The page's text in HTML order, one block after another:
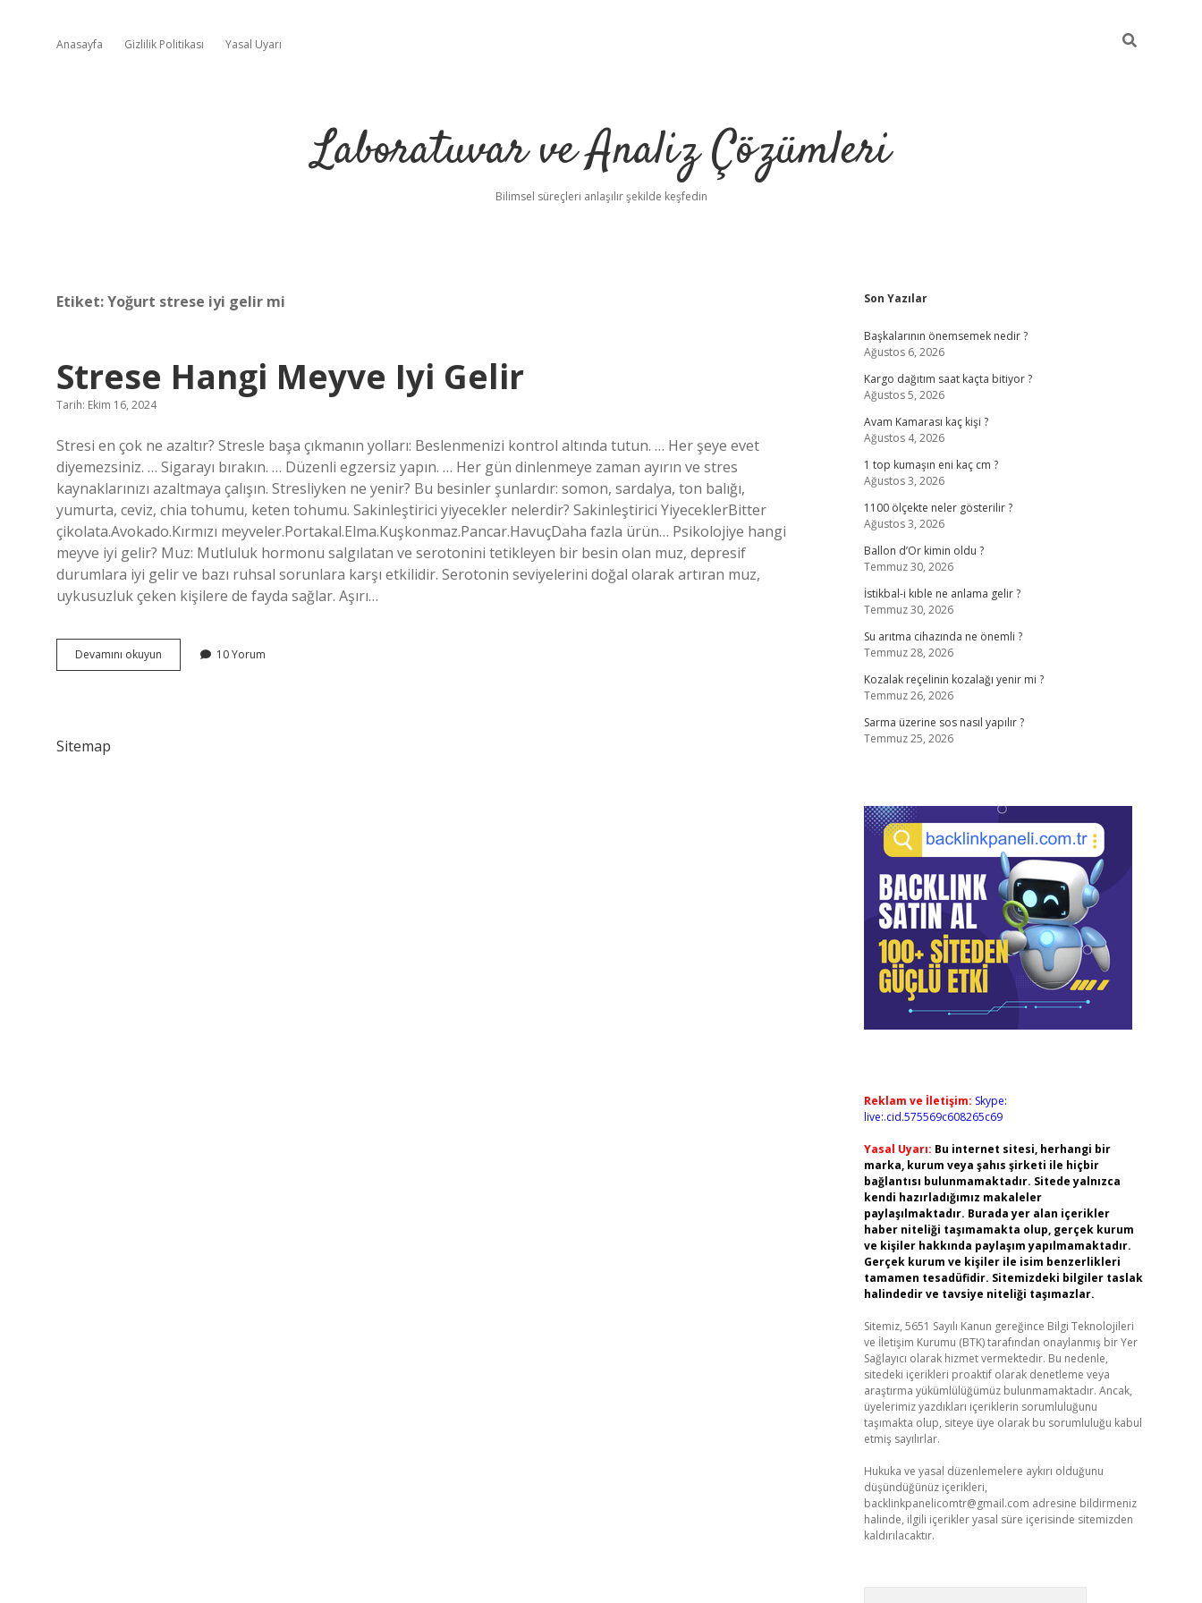
Anasayfa Gizlilik Politikası Yasal Uyarı
Laboratuvar ve Analiz Çözümleri
Bilimsel süreçleri anlaşılır şekilde keşfedin
Etiket:Yoğurt strese iyi gelir mi
Strese Hangi Meyve Iyi Gelir
Tarih: Ekim 16, 2024
Stresi en çok ne azaltır? Stresle başa çıkmanın yolları: Beslenmenizi kontrol altında tutun. … Her şeye evet
diyemezsiniz. … Sigarayı bırakın. … Düzenli egzersiz yapın. … Her gün dinlenmeye zaman ayırın ve stres
kaynaklarınızı azaltmaya çalışın. Stresliyken ne yenir? Bu besinler şunlardır: somon, sardalya, ton balığı,
yumurta, ceviz, chia tohumu, keten tohumu. Sakinleştirici yiyecekler nelerdir? Sakinleştirici YiyeceklerBitter
çikolata.Avokado.Kırmızı meyveler.Portakal.Elma.Kuşkonmaz.Pancar.HavuçDaha fazla ürün… Psikolojiye hangi
meyve iyi gelir? Muz: Mutluluk hormonu salgılatan ve serotonini tetikleyen bir besin olan muz, depresif
durumlara iyi gelir ve bazı ruhsal sorunlara karşı etkilidir. Serotonin seviyelerini doğal olarak artıran muz,
uykusuzluk çeken kişilere de fayda sağlar. Aşırı…
Devamını okuyun
Hangi
10 Yorum
Sitemap
Sidebar
Son Yazılar
Başkalarının önemsemek nedir ?
Ağustos 6, 2026
Kargo dağıtım saat kaçta bitiyor ?
Ağustos 5, 2026
Avam Kamarası kaç kişi ?
Ağustos 4, 2026
1 top kumaşın eni kaç cm ?
Ağustos 3, 2026
1100 ölçekte neler gösterilir ?
Ağustos 3, 2026
Ballon d’Or kimin oldu ?
Temmuz 30, 2026
İstikbal-i kıble ne anlama gelir ?
Temmuz 30, 2026
Su arıtma cihazında ne önemli ?
Temmuz 28, 2026
Kozalak reçelinin kozalağı yenir mi ?
Temmuz 26, 2026
Sarma üzerine sos nasıl yapılır ?
Temmuz 25, 2026
Reklam ve İletişim: Skype:
live:.cid.575569c608265c69
Yasal Uyarı: Bu internet sitesi, herhangi bir
marka, kurum veya şahıs şirketi ile hiçbir
bağlantısı bulunmamaktadır. Sitede yalnızca
kendi hazırladığımız makaleler
paylaşılmaktadır. Burada yer alan içerikler
haber niteliği taşımamakta olup, gerçek kurum
ve kişiler hakkında paylaşım yapılmamaktadır.
Gerçek kurum ve kişiler ile isim benzerlikleri
tamamen tesadüfidir. Sitemizdeki bilgiler taslak
halindedir ve tavsiye niteliği taşımazlar.
Sitemiz, 5651 Sayılı Kanun gereğince Bilgi Teknolojileri
ve İletişim Kurumu (BTK) tarafından onaylanmış bir Yer
Sağlayıcı olarak hizmet vermektedir. Bu nedenle,
sitedeki içerikleri proaktif olarak denetleme veya
araştırma yükümlülüğümüz bulunmamaktadır. Ancak,
üyelerimiz yazdıkları içeriklerin sorumluluğunu
taşımakta olup, siteye üye olarak bu sorumluluğu kabul
etmiş sayılırlar.
Hukuka ve yasal düzenlemelere aykırı olduğunu
düşündüğünüz içerikleri,
backlinkpanelicomtr@gmail.com adresine bildirmeniz
halinde, ilgili içerikler yasal süre içerisinde sitemizden
kaldırılacaktır.